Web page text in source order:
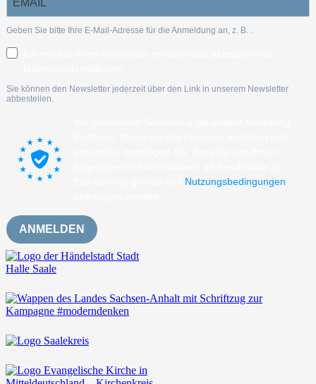
Geben Sie bitte Ihre E-Mail-Adresse für die Anmeldung an, z. B.
Sie können den Newsletter jederzeit über den Link in unserem Newsletter
abbestellen.
Nutzungsbedingungen
ANMELDEN